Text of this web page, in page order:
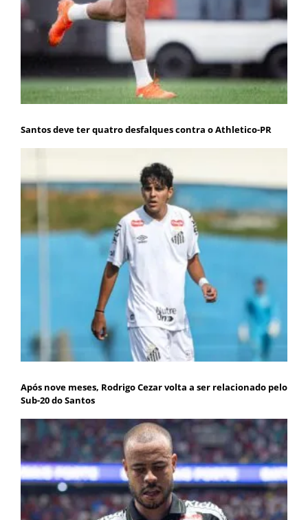
Santos deve ter quatro desfalques contra o Athletico-PR
Após nove meses, Rodrigo Cezar volta a ser relacionado pelo
Sub-20 do Santos